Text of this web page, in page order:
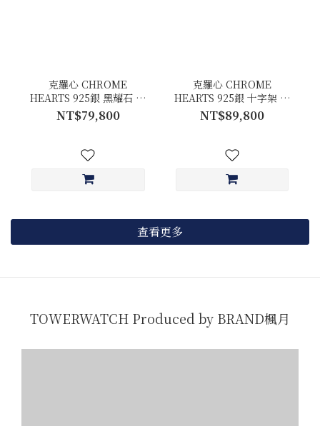
克羅心 CHROME
HEARTS 925銀 黑耀石 雙
圈 項鍊
NT$79,800
克羅心 CHROME
HEARTS 925銀 十字架 鑲
鑽戒指
NT$89,800
查看更多
TOWERWATCH Produced by BRAND楓月